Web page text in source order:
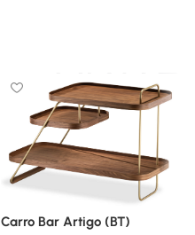
Carro Bar Artigo (BT)